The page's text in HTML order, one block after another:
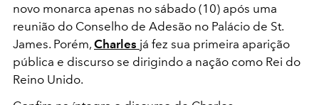
novo monarca apenas no sábado (10) após uma
reunião do Conselho de Adesão no Palácio de St.
James. Porém, Charles já fez sua primeira aparição
pública e discurso se dirigindo a nação como Rei do
Reino Unido.